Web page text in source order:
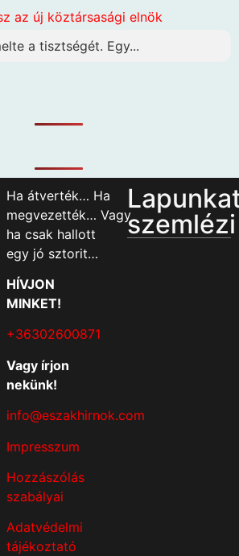
az új köztársasági elnök
a tisztségét. Egy...
Ha átverték… Ha
megvezették… Vagy
ha csak hallott
egy jó sztorit…
HÍVJON
MINKET!
+36302600871
Vagy írjon
nekünk!
info@eszakhirnok.com
Impresszum
Hozzászólás
szabályai
Adatvédelmi
tájékoztató
szemlézi